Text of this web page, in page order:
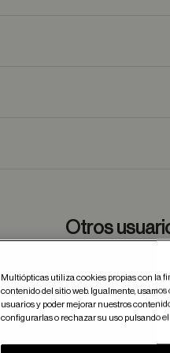
Otros
Guardar en favoritos
Multiópticas utiliza cookies propias con la
contenido del sitio web. Igualmente,
usuarios y poder mejorar nuestros
configurarlas o rechazar su uso pulsando el